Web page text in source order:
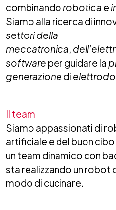
combinando robotica e
Siamo alla ricerca di
settori della
meccatronica,
software per guidare la
generazione di
Il team
Siamo appassionati di
artificiale e del buon
un team dinamico con
sta realizzando un robot
modo di cucinare.